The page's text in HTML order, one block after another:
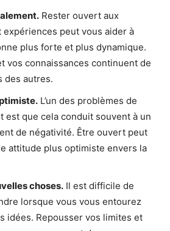
Rester ouvert aux
peut vous aider à
plus forte et plus dynamique.
vos connaissances continuent de
des autres.
L’un des problèmes de
est que cela conduit souvent à un
de négativité. Être ouvert peut
attitude plus optimiste envers la
choses. Il est difficile de
lorsque vous vous entourez
idées. Repousser vos limites et